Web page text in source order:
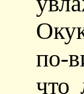
по-
что